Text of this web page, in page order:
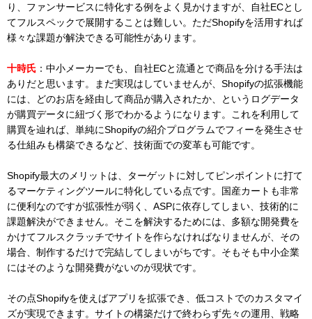
り、ファンサービスに特化する例をよく見かけますが、自社ECとし
てフルスペックで展開することは難しい。ただShopifyを活用すれば
様々な課題が解決できる可能性があります。
十時氏 ：中小メーカーでも、自社ECと流通とで商品を分ける手法は
ありだと思います。まだ実現はしていませんが、Shopifyの拡張機能
には、どのお店を経由して商品が購入されたか、というログデータ
が購買データに紐づく形でわかるようになります。これを利用して
購買を辿れば、単純にShopifyの紹介プログラムでフィーを発生させ
る仕組みも構築できるなど、技術面での変革も可能です。
Shopify最大のメリットは、ターゲットに対してピンポイントに打て
るマーケティングツールに特化している点です。国産カートも非常
に便利なのですが拡張性が弱く、ASPに依存してしまい、技術的に
課題解決ができません。そこを解決するためには、多額な開発費を
かけてフルスクラッチでサイトを作らなければなりませんが、その
場合、制作するだけで完結してしまいがちです。そもそも中小企業
にはそのような開発費がないのが現状です。
その点Shopifyを使えばアプリを拡張でき、低コストでのカスタマイ
ズが実現できます。サイトの構築だけで終わらず先々の運用、戦略